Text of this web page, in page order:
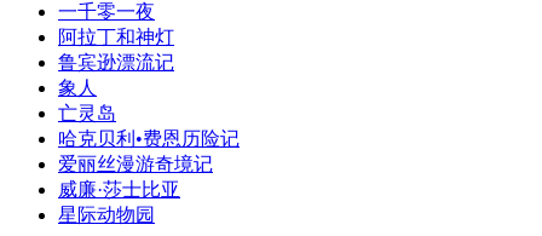
一千零一夜
阿拉丁和神灯
鲁宾逊漂流记
象人
亡灵岛
哈克贝利•费恩历险记
爱丽丝漫游奇境记
威廉·莎士比亚
星际动物园